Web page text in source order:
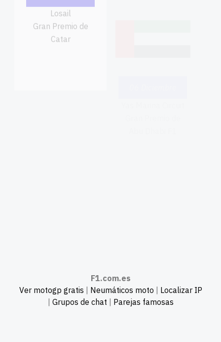
F1.com.es
Ver motogp gratis
Neumáticos moto
Localizar IP
Grupos de chat Parejas famosas